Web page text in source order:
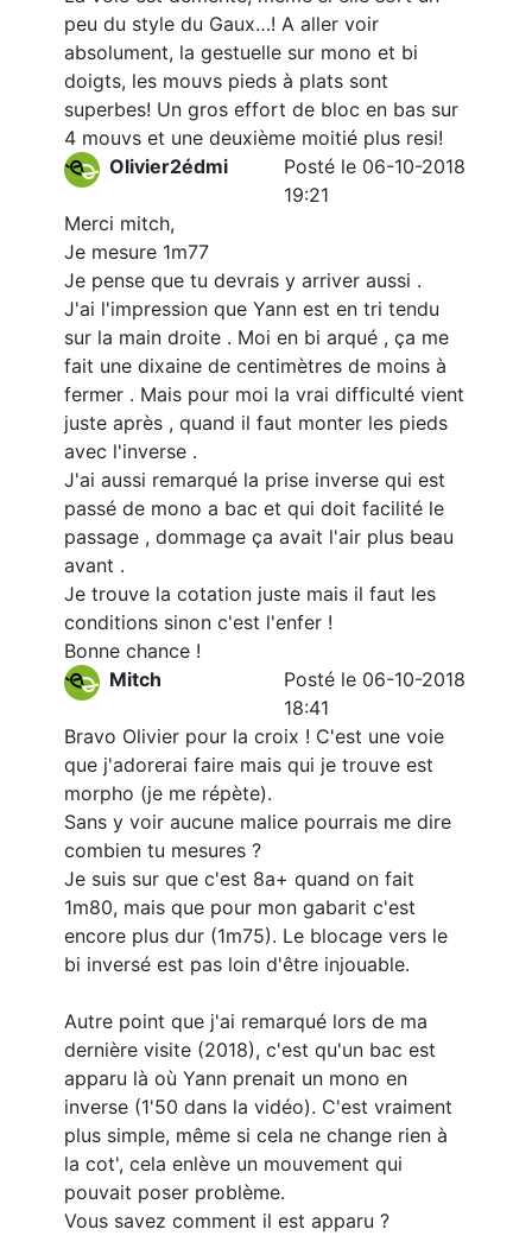
peu du style du Gaux…! A aller voir
absolument, la gestuelle sur mono et bi
doigts, les mouvs pieds à plats sont
superbes! Un gros effort de bloc en bas sur
4 mouvs et une deuxième moitié plus resi!
Olivier2édmi
Posté le 06-10-2018
19:21
Merci mitch,
Je mesure 1m77
Je pense que tu devrais y arriver aussi .
J'ai l'impression que Yann est en tri tendu
sur la main droite . Moi en bi arqué , ça me
fait une dixaine de centimètres de moins à
fermer . Mais pour moi la vrai difficulté vient
juste après , quand il faut monter les pieds
avec l'inverse .
J'ai aussi remarqué la prise inverse qui est
passé de mono a bac et qui doit facilité le
passage , dommage ça avait l'air plus beau
avant .
Je trouve la cotation juste mais il faut les
conditions sinon c'est l'enfer !
Bonne chance !
Mitch
Posté le 06-10-2018
18:41
Bravo Olivier pour la croix ! C'est une voie
que j'adorerai faire mais qui je trouve est
morpho (je me répète).
Sans y voir aucune malice pourrais me dire
combien tu mesures ?
Je suis sur que c'est 8a+ quand on fait
1m80, mais que pour mon gabarit c'est
encore plus dur (1m75). Le blocage vers le
bi inversé est pas loin d'être injouable.
Autre point que j'ai remarqué lors de ma
dernière visite (2018), c'est qu'un bac est
apparu là où Yann prenait un mono en
inverse (1'50 dans la vidéo). C'est vraiment
plus simple, même si cela ne change rien à
la cot', cela enlève un mouvement qui
pouvait poser problème.
Vous savez comment il est apparu ?